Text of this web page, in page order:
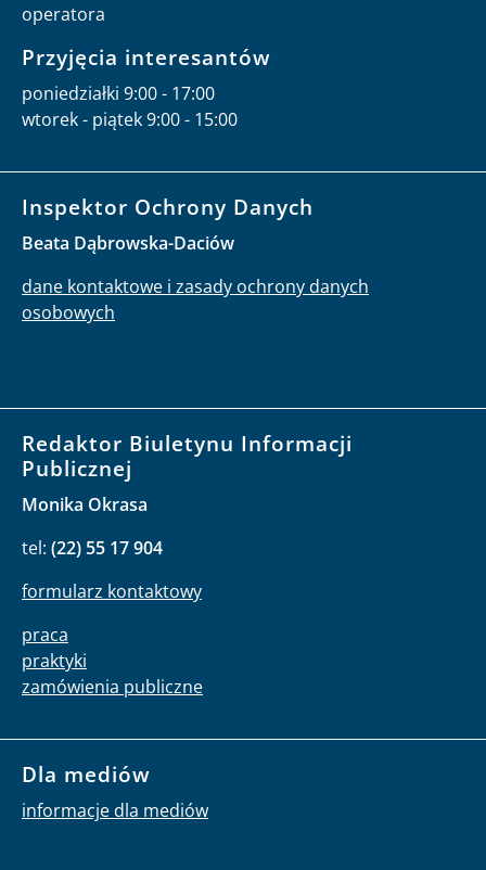
operatora
Przyjęcia interesantów
poniedziałki 9:00 - 17:00
wtorek - piątek 9:00 - 15:00
Inspektor Ochrony Danych
Beata Dąbrowska-Daciów
dane kontaktowe i zasady ochrony danych
osobowych
Redaktor Biuletynu Informacji
Publicznej
Monika Okrasa
tel: (22) 55 17 904
formularz kontaktowy
praca
praktyki
zamówienia publiczne
Dla mediów
informacje dla mediów